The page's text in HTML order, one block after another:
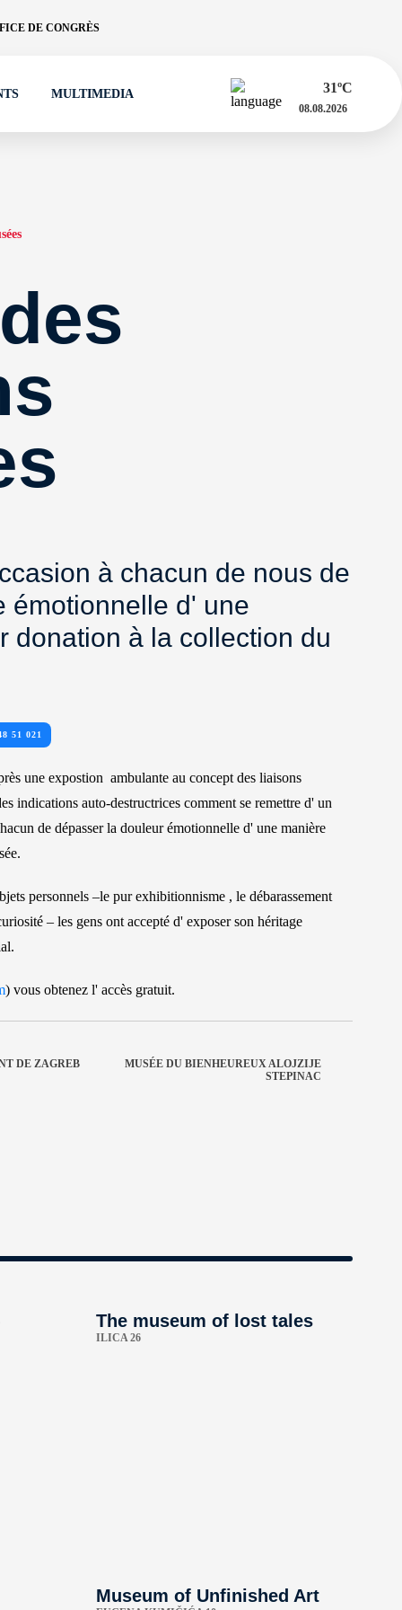
DE CONGRÈS
MULTIMEDIA 31ºC
08.08.2026
à chacun de nous de
émotionnelle d' une
donation à la collection du
51 021
une expostion ambulante au concept des liaisons
indications auto-destructrices comment se remettre d' un
de dépasser la douleur émotionnelle d' une manière
personnels –le pur exhibitionnisme , le débarassement
– les gens ont accepté d' exposer son héritage
) vous obtenez l' accès gratuit.
DE ZAGREB
MUSÉE DU BIENHEUREUX ALOJZIJE
STEPINAC
The museum of lost tales
ILICA 26
Museum of Unfinished Art